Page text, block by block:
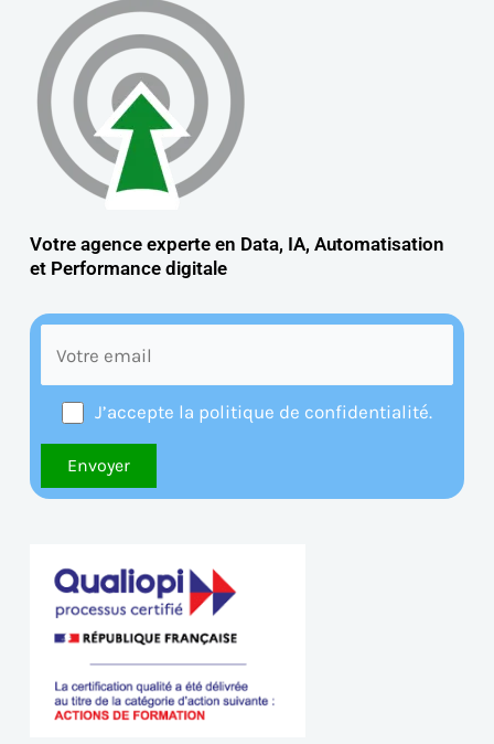
Votre agence experte en Data, IA, Automatisation
et Performance digitale
J’accepte la politique de confidentialité.